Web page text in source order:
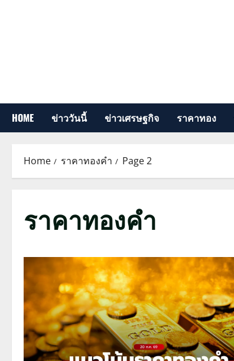
HOME ข่าววันนี้ ข่าวเศรษฐกิจ ราคาทอง
Home ราคาทองคำ Page 2
ราคาทองคำ